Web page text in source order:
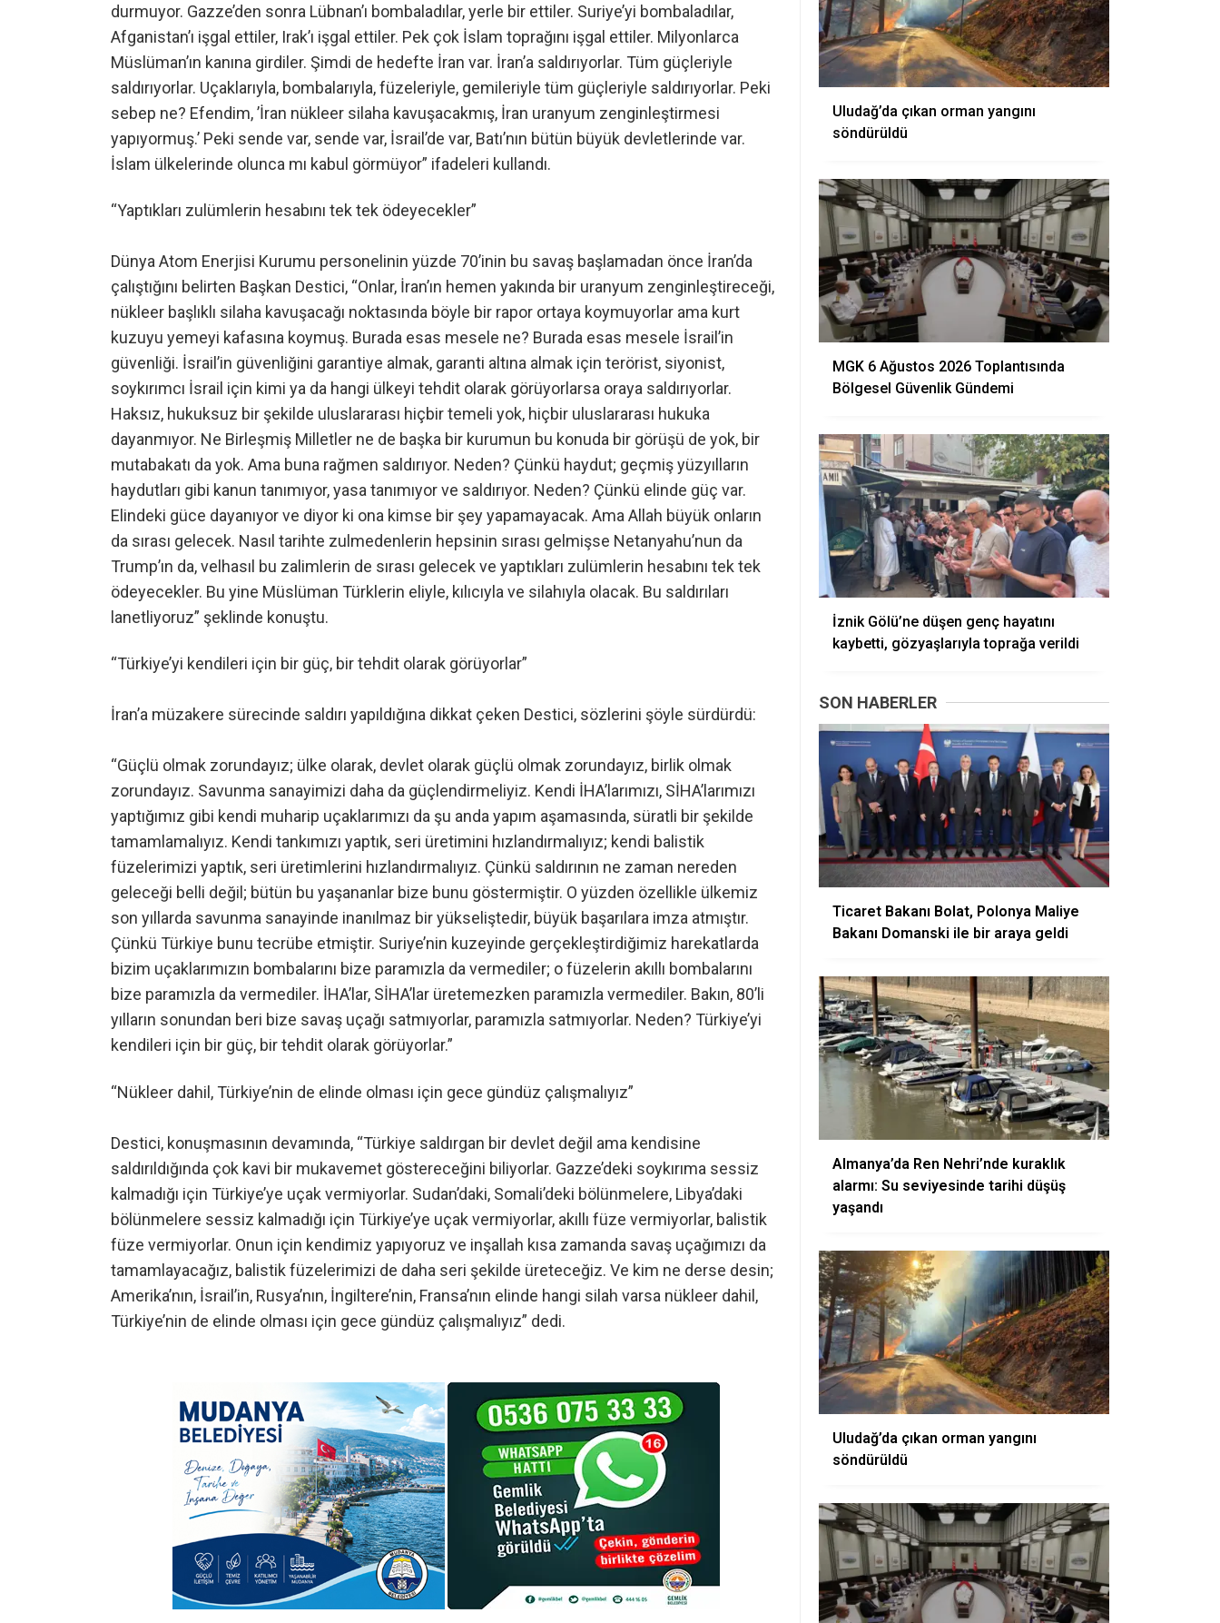
durmuyor. Gazze’den sonra Lübnan’ı bombaladılar, yerle bir ettiler. Suriye’yi bombaladılar,
Afganistan’ı işgal ettiler, Irak’ı işgal ettiler. Pek çok İslam toprağını işgal ettiler. Milyonlarca
Müslüman’ın kanına girdiler. Şimdi de hedefte İran var. İran’a saldırıyorlar. Tüm güçleriyle
saldırıyorlar. Uçaklarıyla, bombalarıyla, füzeleriyle, gemileriyle tüm güçleriyle saldırıyorlar. Peki
sebep ne? Efendim, ’İran nükleer silaha kavuşacakmış, İran uranyum zenginleştirmesi
yapıyormuş.’ Peki sende var, sende var, İsrail’de var, Batı’nın bütün büyük devletlerinde var.
İslam ülkelerinde olunca mı kabul görmüyor” ifadeleri kullandı.
“Yaptıkları zulümlerin hesabını tek tek ödeyecekler”
Dünya Atom Enerjisi Kurumu personelinin yüzde 70’inin bu savaş başlamadan önce İran’da
çalıştığını belirten Başkan Destici, “Onlar, İran’ın hemen yakında bir uranyum zenginleştireceği,
nükleer başlıklı silaha kavuşacağı noktasında böyle bir rapor ortaya koymuyorlar ama kurt
kuzuyu yemeyi kafasına koymuş. Burada esas mesele ne? Burada esas mesele İsrail’in
güvenliği. İsrail’in güvenliğini garantiye almak, garanti altına almak için terörist, siyonist,
soykırımcı İsrail için kimi ya da hangi ülkeyi tehdit olarak görüyorlarsa oraya saldırıyorlar.
Haksız, hukuksuz bir şekilde uluslararası hiçbir temeli yok, hiçbir uluslararası hukuka
dayanmıyor. Ne Birleşmiş Milletler ne de başka bir kurumun bu konuda bir görüşü de yok, bir
mutabakatı da yok. Ama buna rağmen saldırıyor. Neden? Çünkü haydut; geçmiş yüzyılların
haydutları gibi kanun tanımıyor, yasa tanımıyor ve saldırıyor. Neden? Çünkü elinde güç var.
Elindeki güce dayanıyor ve diyor ki ona kimse bir şey yapamayacak. Ama Allah büyük onların
da sırası gelecek. Nasıl tarihte zulmedenlerin hepsinin sırası gelmişse Netanyahu’nun da
Trump’ın da, velhasıl bu zalimlerin de sırası gelecek ve yaptıkları zulümlerin hesabını tek tek
ödeyecekler. Bu yine Müslüman Türklerin eliyle, kılıcıyla ve silahıyla olacak. Bu saldırıları
lanetliyoruz” şeklinde konuştu.
“Türkiye’yi kendileri için bir güç, bir tehdit olarak görüyorlar”
İran’a müzakere sürecinde saldırı yapıldığına dikkat çeken Destici, sözlerini şöyle sürdürdü:
“Güçlü olmak zorundayız; ülke olarak, devlet olarak güçlü olmak zorundayız, birlik olmak
zorundayız. Savunma sanayimizi daha da güçlendirmeliyiz. Kendi İHA’larımızı, SİHA’larımızı
yaptığımız gibi kendi muharip uçaklarımızı da şu anda yapım aşamasında, süratli bir şekilde
tamamlamalıyız. Kendi tankımızı yaptık, seri üretimini hızlandırmalıyız; kendi balistik
füzelerimizi yaptık, seri üretimlerini hızlandırmalıyız. Çünkü saldırının ne zaman nereden
geleceği belli değil; bütün bu yaşananlar bize bunu göstermiştir. O yüzden özellikle ülkemiz
son yıllarda savunma sanayinde inanılmaz bir yükseliştedir, büyük başarılara imza atmıştır.
Çünkü Türkiye bunu tecrübe etmiştir. Suriye’nin kuzeyinde gerçekleştirdiğimiz harekatlarda
bizim uçaklarımızın bombalarını bize paramızla da vermediler; o füzelerin akıllı bombalarını
bize paramızla da vermediler. İHA’lar, SİHA’lar üretemezken paramızla vermediler. Bakın, 80’li
yılların sonundan beri bize savaş uçağı satmıyorlar, paramızla satmıyorlar. Neden? Türkiye’yi
kendileri için bir güç, bir tehdit olarak görüyorlar.”
“Nükleer dahil, Türkiye’nin de elinde olması için gece gündüz çalışmalıyız”
Destici, konuşmasının devamında, “Türkiye saldırgan bir devlet değil ama kendisine
saldırıldığında çok kavi bir mukavemet göstereceğini biliyorlar. Gazze’deki soykırıma sessiz
kalmadığı için Türkiye’ye uçak vermiyorlar. Sudan’daki, Somali’deki bölünmelere, Libya’daki
bölünmelere sessiz kalmadığı için Türkiye’ye uçak vermiyorlar, akıllı füze vermiyorlar, balistik
füze vermiyorlar. Onun için kendimiz yapıyoruz ve inşallah kısa zamanda savaş uçağımızı da
tamamlayacağız, balistik füzelerimizi de daha seri şekilde üreteceğiz. Ve kim ne derse desin;
Amerika’nın, İsrail’in, Rusya’nın, İngiltere’nin, Fransa’nın elinde hangi silah varsa nükleer dahil,
Türkiye’nin de elinde olması için gece gündüz çalışmalıyız” dedi.
Uludağ’da çıkan orman yangını
söndürüldü
MGK 6 Ağustos 2026 Toplantısında
Bölgesel Güvenlik Gündemi
İznik Gölü’ne düşen genç hayatını
kaybetti, gözyaşlarıyla toprağa verildi
SON HABERLER
Ticaret Bakanı Bolat, Polonya Maliye
Bakanı Domanski ile bir araya geldi
Almanya’da Ren Nehri’nde kuraklık
alarmı: Su seviyesinde tarihi düşüş
yaşandı
Uludağ’da çıkan orman yangını
söndürüldü